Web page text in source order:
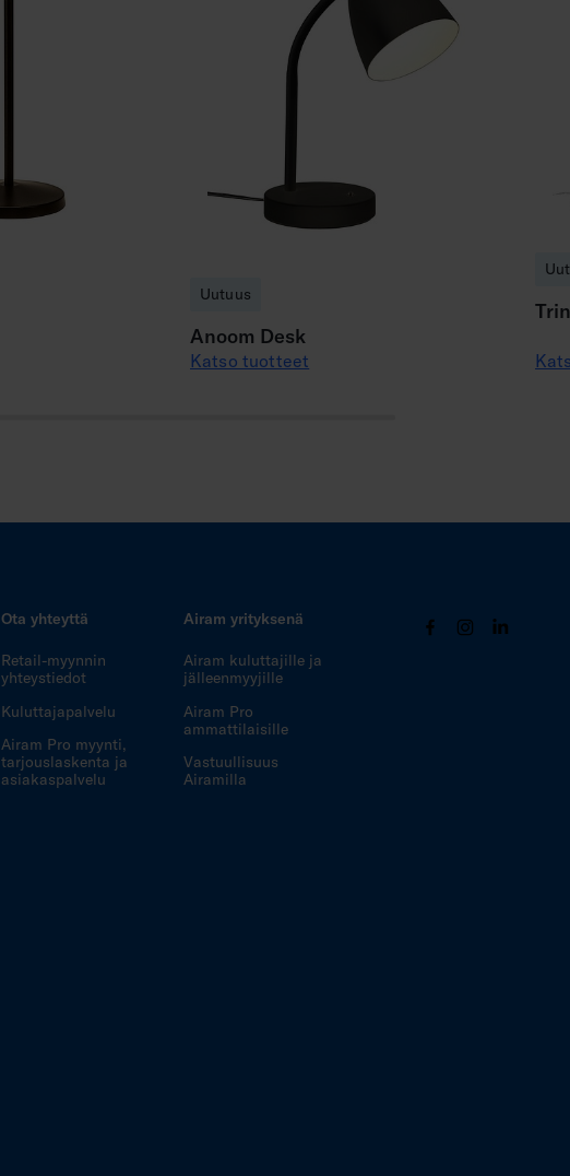
Uutuus
Anoom Desk
Katso tuotteet
Ota yhteyttä
Retail-myynnin
yhteystiedot
Kuluttajapalvelu
Airam Pro myynti,
tarjouslaskenta ja
asiakaspalvelu
Airam yrityksenä
Airam kuluttajille ja
jälleenmyyjille
Airam Pro
ammattilaisille
Vastuullisuus
Airamilla